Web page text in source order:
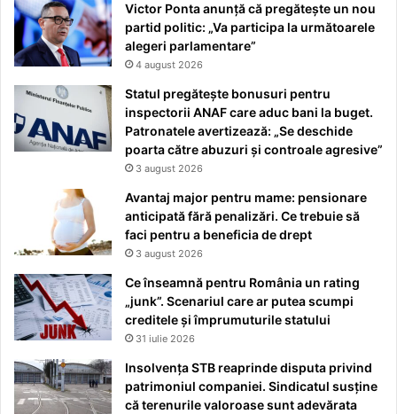
Victor Ponta anunță că pregătește un nou
partid politic: „Va participa la următoarele
alegeri parlamentare”
4 august 2026
Statul pregătește bonusuri pentru
inspectorii ANAF care aduc bani la buget.
Patronatele avertizează: „Se deschide
poarta către abuzuri și controale agresive”
3 august 2026
Avantaj major pentru mame: pensionare
anticipată fără penalizări. Ce trebuie să
faci pentru a beneficia de drept
3 august 2026
Ce înseamnă pentru România un rating
„junk”. Scenariul care ar putea scumpi
creditele și împrumuturile statului
31 iulie 2026
Insolvența STB reaprinde disputa privind
patrimoniul companiei. Sindicatul susține
că terenurile valoroase sunt adevărata